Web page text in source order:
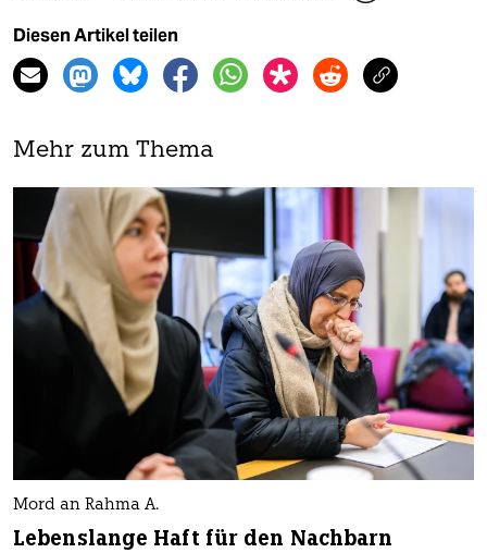
Diesen Artikel teilen
Mehr zum Thema
Mord an Rahma A.
Lebenslange Haft für den Nachbarn